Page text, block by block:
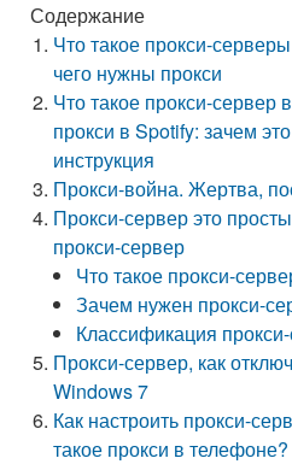
Содержание
Что такое прокси-
чего нужны прокси
Что такое прокси-
прокси в Spotify: зачем
инструкция
Прокси-война. Жертва,
Прокси-сервер это
прокси-сервер
Что такое прокси-
Зачем нужен прокси-
Классификация
Прокси-сервер, как
Windows 7
Как настроить прокси-
такое прокси в телефоне?